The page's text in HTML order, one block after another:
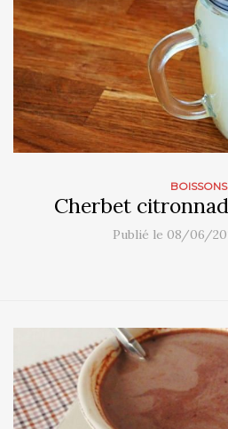
BOISSONS
Cherbet
Publié le 08/06/